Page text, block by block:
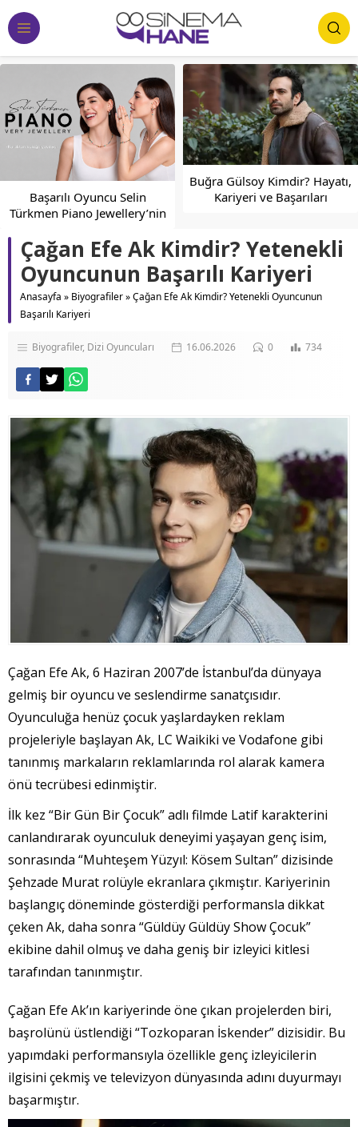
Buğra Gülsoy Kimdir? Hayatı,
Kariyeri ve Başarıları
Nehir Erdoğan’ın Hayatı,
Kariyeri ve Yer Aldığı Yapımlar
Çağan Efe Ak Kimdir? Yetenekli
Oyuncunun Başarılı Kariyeri
Anasayfa » Biyografiler»Çağan Efe Ak Kimdir? Yetenekli Oyuncunun
Başarılı Kariyeri
Biyografiler Dizi Oyuncuları 16.06.2026 0 734
Çağan Efe Ak, 6 Haziran 2007’de İstanbul’da dünyaya
gelmiş bir oyuncu ve seslendirme sanatçısıdır.
Oyunculuğa henüz çocuk yaşlardayken reklam
projeleriyle başlayan Ak, LC Waikiki ve Vodafone gibi
tanınmış markaların reklamlarında rol alarak kamera
önü tecrübesi edinmiştir.
İlk kez “Bir Gün Bir Çocuk” adlı filmde Latif karakterini
canlandırarak oyunculuk deneyimi yaşayan genç isim,
sonrasında “Muhteşem Yüzyıl: Kösem Sultan” dizisinde
Şehzade Murat rolüyle ekranlara çıkmıştır. Kariyerinin
başlangıç döneminde gösterdiği performansla dikkat
çeken Ak, daha sonra “Güldüy Güldüy Show Çocuk”
ekibine dahil olmuş ve daha geniş bir izleyici kitlesi
tarafından tanınmıştır.
Çağan Efe Ak’ın kariyerinde öne çıkan projelerden biri,
başrolünü üstlendiği “Tozkoparan İskender” dizisidir. Bu
yapımdaki performansıyla özellikle genç izleyicilerin
ilgisini çekmiş ve televizyon dünyasında adını duyurmayı
başarmıştır.